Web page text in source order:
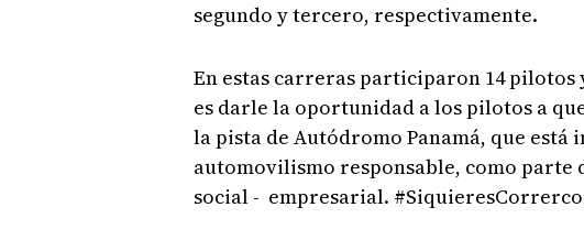
segundo y tercero, respectivamente.
En estas carreras participaron 14
es darle la oportunidad a los pilotos a
la pista de Autódromo Panamá, que está
automovilismo responsable, como
social - empresarial.